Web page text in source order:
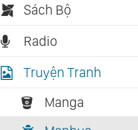
Sách Bộ
Radio
Truyện Tranh
Manga